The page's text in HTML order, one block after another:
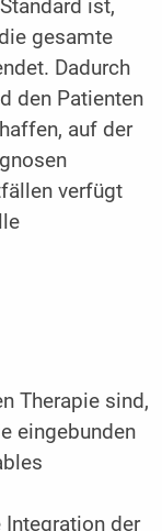
ist,
gesamte
Dadurch
den Patienten
auf der
verfügt
Therapie sind,
eingebunden
der